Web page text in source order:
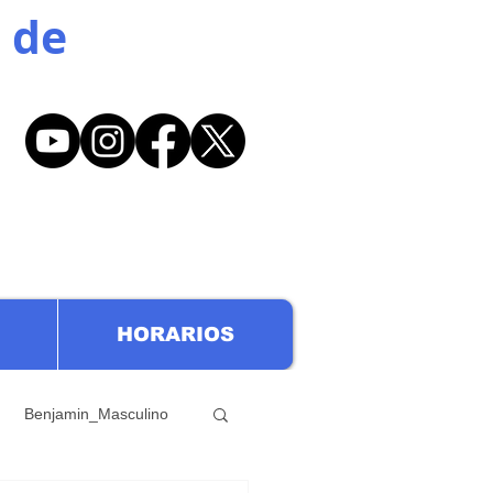
HORARIOS
Benjamin_Masculino